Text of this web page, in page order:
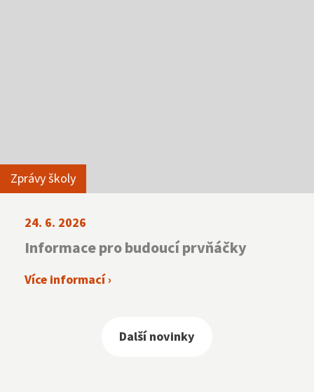
Zprávy školy
24. 6. 2026
Informace pro budoucí prvňáčky
Více informací ›
Další novinky